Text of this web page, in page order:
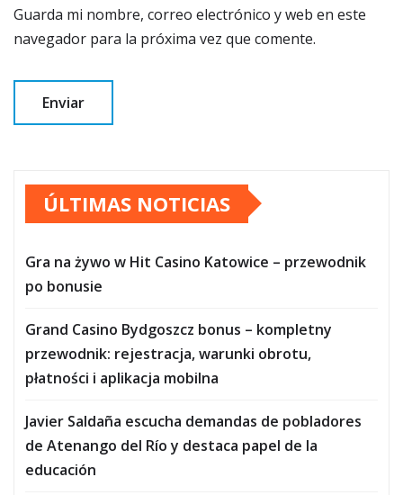
Guarda mi nombre, correo electrónico y web en este
navegador para la próxima vez que comente.
ÚLTIMAS NOTICIAS
Gra na żywo w Hit Casino Katowice – przewodnik
po bonusie
Grand Casino Bydgoszcz bonus – kompletny
przewodnik: rejestracja, warunki obrotu,
płatności i aplikacja mobilna
Javier Saldaña escucha demandas de pobladores
de Atenango del Río y destaca papel de la
educación